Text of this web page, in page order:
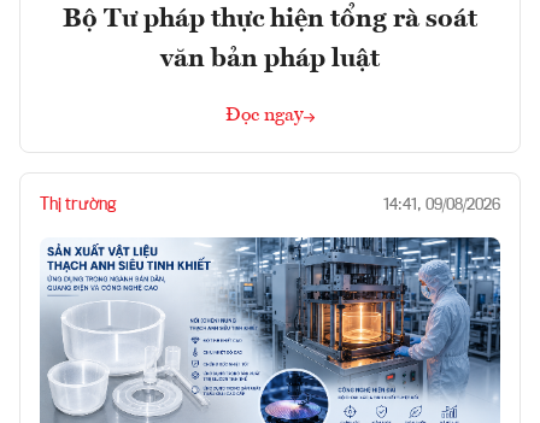
Bộ Tư pháp thực hiện tổng rà soát
văn bản pháp luật
Đọc ngay
Thị trường 14:41, 09/08/2026